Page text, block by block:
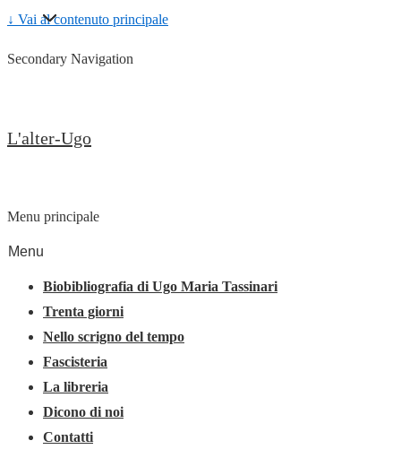
↓ Vai al contenuto principale
Secondary Navigation
L'alter-Ugo
Menu principale
Menu
Biobibliografia di Ugo Maria Tassinari
Trenta giorni
Nello scrigno del tempo
Fascisteria
La libreria
Dicono di noi
Contatti